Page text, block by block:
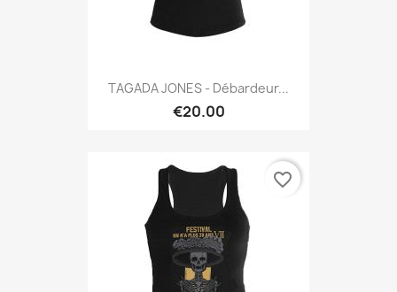
TAGADA JONES - Débardeur...
€20.00
favorite_border